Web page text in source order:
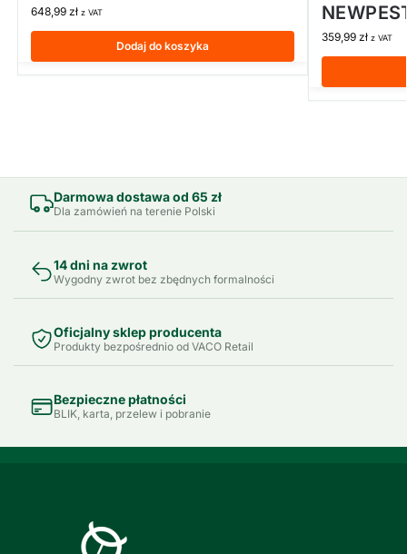
648,99 zł z VAT
Dodaj do koszyka
359,99 zł z VAT
Darmowa dostawa od 65 zł
Dla zamówień na terenie Polski
14 dni na zwrot
Wygodny zwrot bez zbędnych formalności
Oficjalny sklep producenta
Produkty bezpośrednio od VACO Retail
Bezpieczne płatności
BLIK, karta, przelew i pobranie